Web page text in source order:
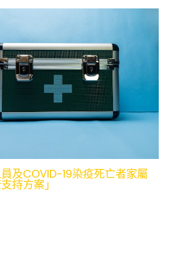
員及COVID-19染疫死亡者家屬
持方案」